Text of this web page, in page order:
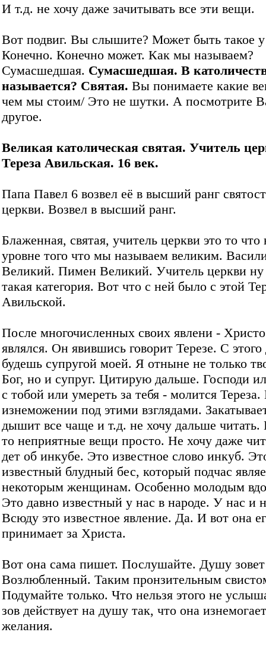
И т.д. не хочу даже зачитывать все эти вещи.
Вот подвиг. Вы слышите? Может быть такое у
Конечно. Конечно может. Как мы называем?
Сумасшедшая. Сумасшедшая. В
называется? Святая. Вы понимаете какие
чем мы стоим/ Это не шутки. А посмотрите
другое.
Великая католическая святая. Учитель
Тереза Авильская. 16 век.
Папа Павел 6 возвел её в высший ранг
церкви. Возвел в высший ранг.
Блаженная, святая, учитель церкви это то что
уровне того что мы называем великим.
Великий. Пимен Великий. Учитель церкви
такая категория. Вот что с ней было с этой
Авильской.
После многочисленных своих явлени -
являлся. Он явившись говорит Терезе. С
будешь супругой моей. Я отныне не только
Бог, но и супруг. Цитирую дальше. Господи
с тобой или умереть за тебя - молится
изнеможении под этими взглядами.
дышит все чаще и т.д. не хочу дальше читать.
то неприятные вещи просто. Не хочу даже
дет об инкубе. Это известное слово инкуб.
известный блудный бес, который подчас
некоторым женщинам. Особенно молодым
Это давно известный у нас в народе. У нас и
Всюду это известное явление. Да. И вот она
принимает за Христа.
Вот она сама пишет. Послушайте. Душу зовет
Возлюбленный. Таким пронзительным
Подумайте только. Что нельзя этого не
зов действует на душу так, что она
желания.